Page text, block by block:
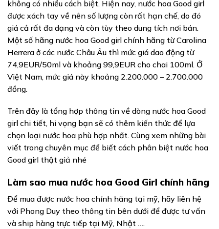
không có nhiều cách biệt. Hiện nay, nước hoa Good girl
được xách tay về nên số lượng còn rất hạn chế, do đó
giá cả rất đa dạng và còn tùy theo dung tích nơi bán.
Một số hãng nước hoa Good girl chính hãng từ Carolina
Herrera ở các nước Châu Âu thì mức giá dao động từ
74,9EUR/50ml và khoảng 99,9EUR cho chai 100ml. Ở
Việt Nam, mức giá này khoảng 2.200.000 – 2.700.000
đồng.
Trên đây là tổng hợp thông tin về dòng nước hoa Good
girl chi tiết, hi vọng bạn sẽ có thêm kiến thức để lựa
chọn loại nước hoa phù hợp nhất. Cùng xem những bài
viết trong chuyên mục để biết cách phân biệt nước hoa
Good girl thật giả nhé
Làm sao mua nước hoa Good Girl chính hãng
Để mua được nước hoa chính hãng tại mỹ, hãy liên hệ
với Phong Duy theo thông tin bên dưới để được tư vấn
và ship hàng trực tiếp tại Mỹ, Nhật ….